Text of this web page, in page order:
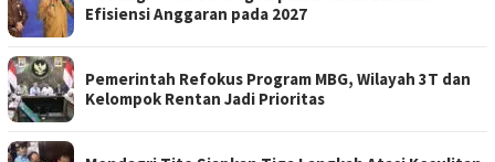
Efisiensi Anggaran pada 2027
Pemerintah Refokus Program MBG, Wilayah 3T dan
Kelompok Rentan Jadi Prioritas